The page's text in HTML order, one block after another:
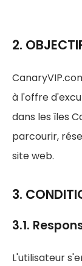
2.
à l'offre
dans les îles
parcourir,
site web.
3.
3.1.
L'utilisateur